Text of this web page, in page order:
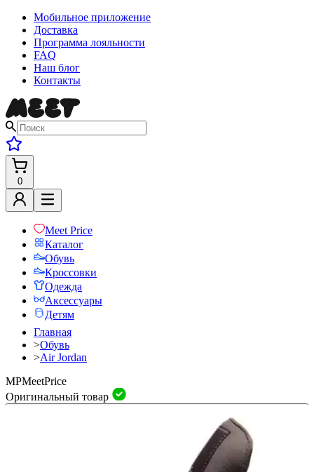
Мобильное приложение
Доставка
Программа лояльности
FAQ
Наш блог
Контакты
0
Meet Price
Каталог
Обувь
Кроссовки
Одежда
Аксессуары
Детям
Главная
>Обувь
>Air Jordan
MPMeetPrice
Оригинальный товар